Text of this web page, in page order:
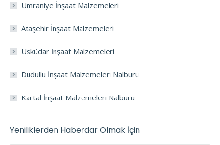
Ümraniye İnşaat Malzemeleri
Ataşehir İnşaat Malzemeleri
Üsküdar İnşaat Malzemeleri
Dudullu İnşaat Malzemeleri Nalburu
Kartal İnşaat Malzemeleri Nalburu
Yeniliklerden Haberdar Olmak İçin